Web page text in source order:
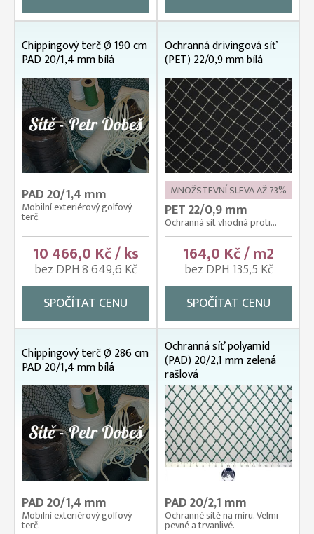
Chippingový terč Ø 190 cm
PAD 20/1,4 mm bílá
PAD 20/1,4 mm
Mobilní exteriérový golfový
terč.
10 466,0 Kč / ks
bez DPH 8 649,6 Kč
SPOČÍTAT CENU
Ochranná drivingová síť
(PET) 22/0,9 mm bílá
MNOŽSTEVNÍ SLEVA AŽ 73%
PET 22/0,9 mm
Ochranná sít vhodná proti...
164,0 Kč / m2
bez DPH 135,5 Kč
SPOČÍTAT CENU
Chippingový terč Ø 286 cm
PAD 20/1,4 mm bílá
PAD 20/1,4 mm
Mobilní exteriérový golfový
terč.
Ochranná síť polyamid
(PAD) 20/2,1 mm zelená
rašlová
PAD 20/2,1 mm
Ochranné sítě na míru. Velmi
pevné a trvanlivé.